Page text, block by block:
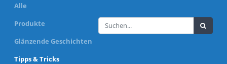
Alle
Produkte
Glänzende Geschichten
Tipps & Tricks